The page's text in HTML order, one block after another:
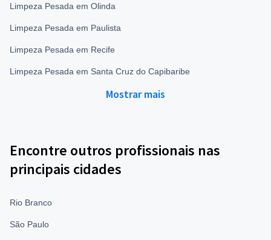
Limpeza Pesada em Olinda
Limpeza Pesada em Paulista
Limpeza Pesada em Recife
Limpeza Pesada em Santa Cruz do Capibaribe
Mostrar mais
Encontre outros profissionais nas
principais cidades
Rio Branco
São Paulo